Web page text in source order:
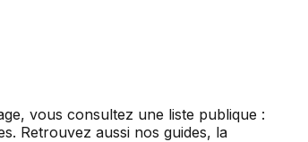
vous consultez une liste publique :
Retrouvez aussi nos guides, la